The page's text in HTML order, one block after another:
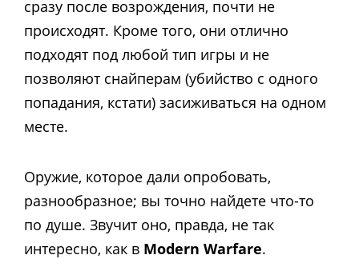
сразу после возрождения, почти не
происходят. Кроме того, они отлично
подходят под любой тип игры и не
позволяют снайперам (убийство с одного
попадания, кстати) засиживаться на одном
месте.
Оружие, которое дали опробовать,
разнообразное; вы точно найдете что-то
по душе. Звучит оно, правда, не так
интересно, как в Modern Warfare.